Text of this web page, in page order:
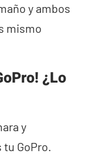
y ambos
mismo
¿Lo
y
GoPro.